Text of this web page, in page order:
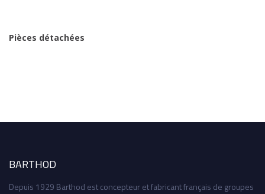
Pièces détachées
BARTHOD
Depuis 1929 Barthod est concepteur et fabricant français de groupes